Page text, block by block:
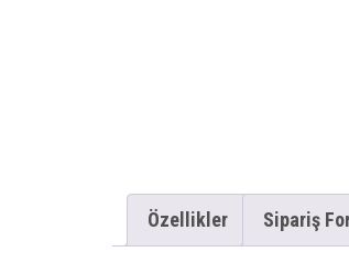
Özellikler Sipariş